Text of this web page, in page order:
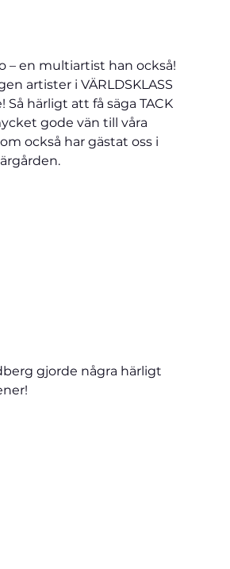
– en multiartist han också!
artister i VÄRLDSKLASS
Så härligt att få säga TACK
gode vän till våra
också har gästat oss i
gjorde några härligt